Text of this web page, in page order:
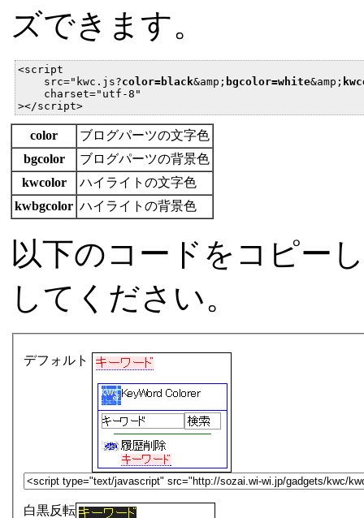
ズできます。
<script
    src="kwc.js?
color=black&amp; bgcolor=white&amp;
    charset="utf-8"
></script>
color
ブログパーツの文字色
bgcolor
ブログパーツの背景色
kwcolor
ハイライトの文字色
kwbgcolor ハイライトの背景色
以下のコードをコピー
してください。
デフォルト
白黒反転